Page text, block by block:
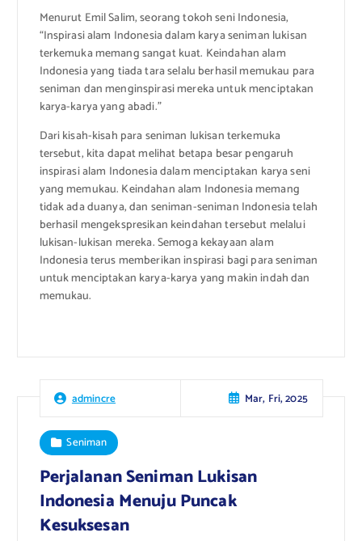
Menurut Emil Salim, seorang tokoh seni Indonesia,
“Inspirasi alam Indonesia dalam karya seniman lukisan
terkemuka memang sangat kuat. Keindahan alam
Indonesia yang tiada tara selalu berhasil memukau para
seniman dan menginspirasi mereka untuk menciptakan
karya-karya yang abadi.”
Dari kisah-kisah para seniman lukisan terkemuka
tersebut, kita dapat melihat betapa besar pengaruh
inspirasi alam Indonesia dalam menciptakan karya seni
yang memukau. Keindahan alam Indonesia memang
tidak ada duanya, dan seniman-seniman Indonesia telah
berhasil mengekspresikan keindahan tersebut melalui
lukisan-lukisan mereka. Semoga kekayaan alam
Indonesia terus memberikan inspirasi bagi para seniman
untuk menciptakan karya-karya yang makin indah dan
memukau.
admincre Mar, Fri, 2025
Seniman
Perjalanan Seniman Lukisan
Indonesia Menuju Puncak
Kesuksesan